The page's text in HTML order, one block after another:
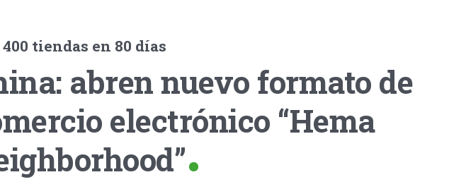
400 tiendas en 80 días
abren nuevo formato de
electrónico “Hema